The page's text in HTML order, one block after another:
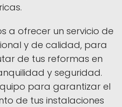
a ofrecer un servicio de
y de calidad, para
de tus reformas en
y seguridad.
para garantizar el
de tus instalaciones